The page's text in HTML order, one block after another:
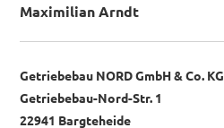
Maximilian Arndt
Getriebebau NORD GmbH & Co. KG
Getriebebau-Nord-Str. 1
22941 Bargteheide